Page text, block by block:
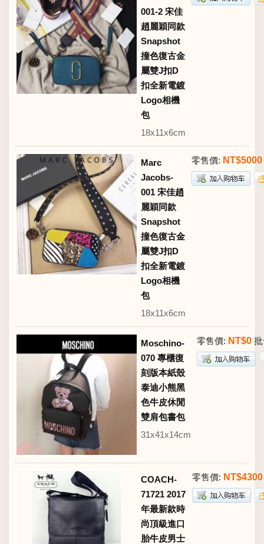
001-2 宋佳
趙麗穎同款
Snapshot
撞色復古金
屬雙J扣D
扣全新電鍍
Logo相機
包
18x11x6cm
Marc
Jacobs-
001 宋佳趙
麗穎同款
Snapshot
撞色復古金
屬雙J扣D
扣全新電鍍
Logo相機
包
18x11x6cm
零售價: NT$5000
Moschino-
070 專櫃復
刻版本紙殼
泰迪小熊黑
色牛皮休閒
雙肩包書包
31x41x14cm
零售價: NT$0
COACH-
71721 2017
年最新款時
尚頂級進口
胎牛皮男士
零售價: NT$4300